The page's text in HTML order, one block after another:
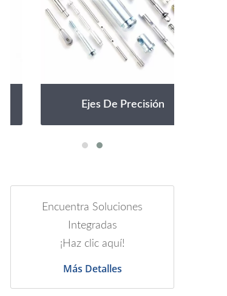
Ejes De Precisión
Encuentra Soluciones
Integradas
¡Haz clic aquí!
Más Detalles